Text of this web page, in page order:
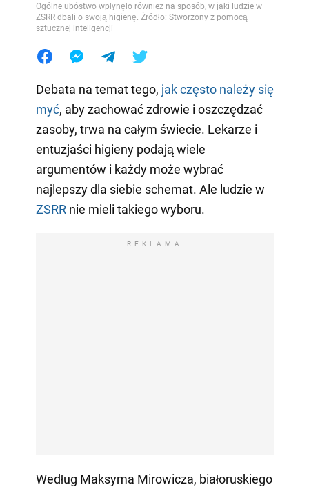
Ogólne ubóstwo wpłynęło również na sposób, w jaki ludzie w
ZSRR dbali o swoją higienę. Źródło: Stworzony z pomocą
sztucznej inteligencji
Debata na temat tego, jak często należy się
myć, aby zachować zdrowie i oszczędzać
zasoby, trwa na całym świecie. Lekarze i
entuzjaści higieny podają wiele
argumentów i każdy może wybrać
najlepszy dla siebie schemat. Ale ludzie w
ZSRRnie mieli takiego wyboru.
REKLAMA
Według Maksyma Mirowicza, białoruskiego